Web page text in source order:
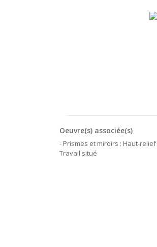
Oeuvre(s) associée(s)
- Prismes et miroirs : Haut-relief
Travail situé